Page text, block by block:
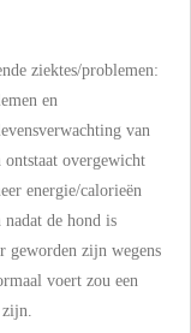
ziektes/problemen:
en
van
ontstaat overgewicht
energie/calorieën
de hond is
geworden zijn wegens
voert zou een
zijn.